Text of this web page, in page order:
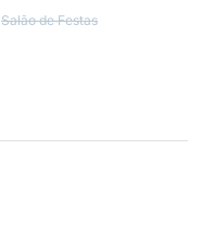
Salão de Festas